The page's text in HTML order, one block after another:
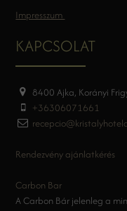
Impresszum
KAPCSOLAT
8400 Ajka, Korányi
+36306071661
Rendezvény ajánlatkérés
Carbon Bar
A Carbon Bár jelenleg a